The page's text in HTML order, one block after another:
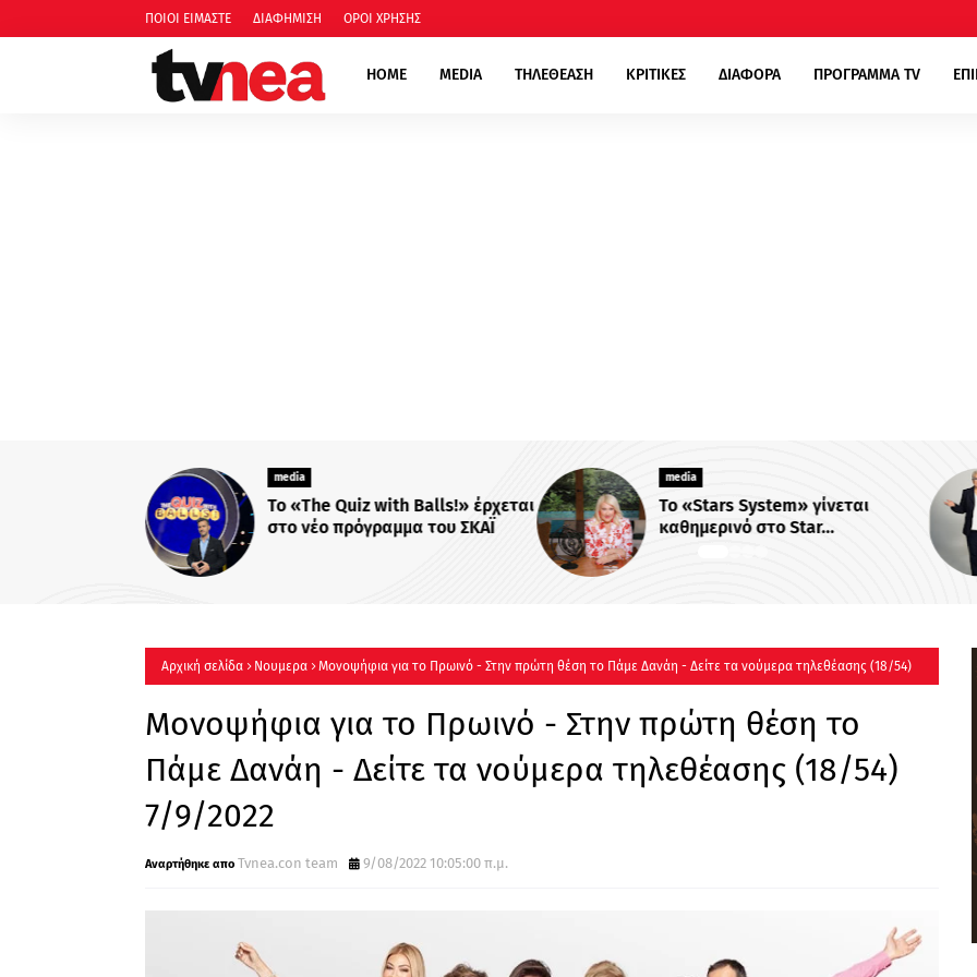
ΠΟΙΟΙ ΕΙΜΑΣΤΕ ΔΙΑΦΗΜΙΣΗ ΟΡΟΙ ΧΡΗΣΗΣ
HOME MEDIA ΤΗΛΕΘΕΑΣΗ ΚΡΙΤΙΚΕΣ ΔΙΑΦΟΡΑ ΠΡΟΓΡΑΜΜΑ TV
media
Το «Stars System» γίνεται
καθημερινό στο Star...
Αρχική σελίδα Νουμερα Μονοψήφια για το Πρωινό - Στην πρώτη θέση το Πάμε Δανάη - Δείτε τα νούμερα τηλεθέασης (18/54)
Μονοψήφια για το Πρωινό - Στην πρώτη θέση το
Πάμε Δανάη - Δείτε τα νούμερα τηλεθέασης (18/54)
7/9/2022
Tvnea.con team 9/08/2022 10:05:00 π.μ.